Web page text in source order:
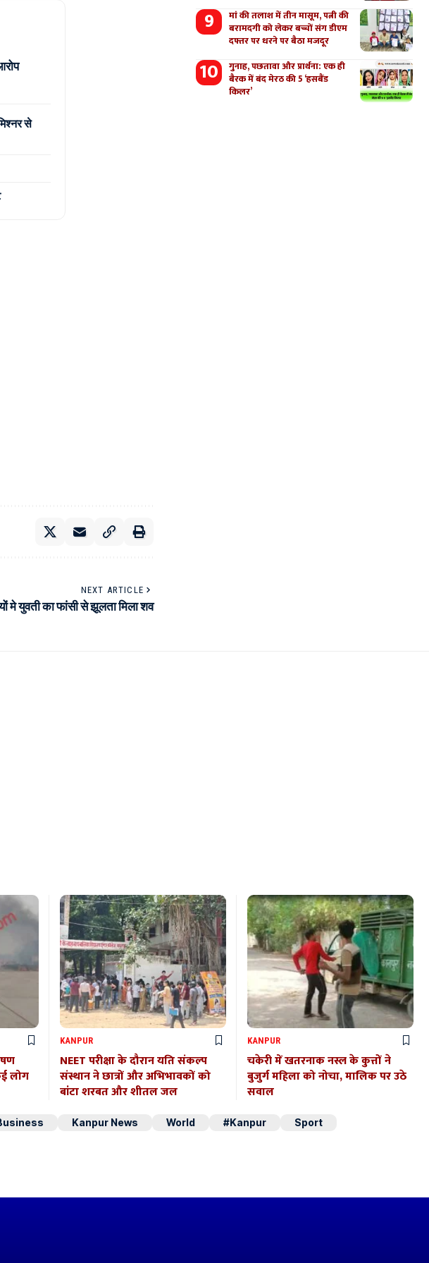
से
NEXT ARTICLE
मे युवती का फांसी से झूलता मिला शव
मां की तलाश में तीन मासूम, पत्नी की
बरामदगी को लेकर बच्चों संग डीएम
दफ्तर पर धरने पर बैठा मजदूर
गुनाह, पछतावा और प्रार्थना: एक ही
बैरक में बंद मेरठ की 5 ‘हसबैंड
किलर’
लोग
KANPUR
NEET परीक्षा के दौरान यति संकल्प
संस्थान ने छात्रों और अभिभावकों को
बांटा शरबत और शीतल जल
KANPUR
चकेरी में खतरनाक नस्ल के कुत्तों ने
बुजुर्ग महिला को नोचा, मालिक पर उठे
सवाल
Kanpur News World #Kanpur
Sport